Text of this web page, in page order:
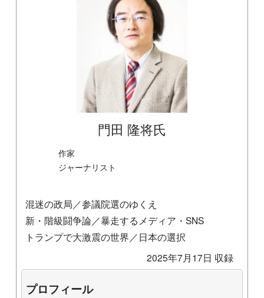
門田 隆将氏
作家
ジャーナリスト
混迷の政局／参議院選のゆくえ
新・階級闘争論／暴走するメディア・SNS
トランプで大激震の世界／日本の選択
2025年7月17日 収録
プロフィール